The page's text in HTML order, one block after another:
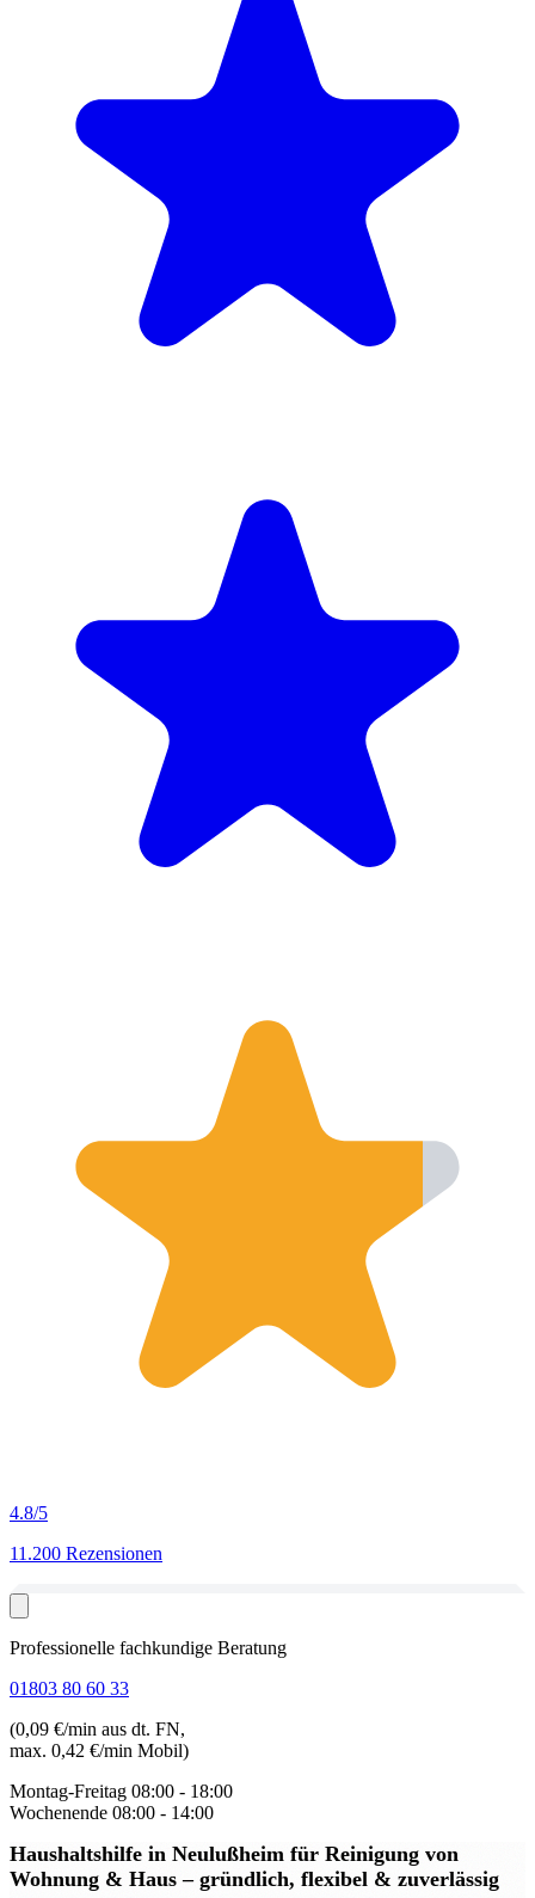
4.8/5
11.200 Rezensionen
Professionelle fachkundige Beratung
01803 80 60 33
(0,09 €/min aus dt. FN,
max. 0,42 €/min Mobil)
Montag-Freitag 08:00 - 18:00
Wochenende 08:00 - 14:00
Haushaltshilfe in Neulußheim für Reinigung von
Wohnung & Haus – gründlich, flexibel & zuverlässig